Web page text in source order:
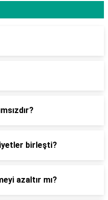
birleşti?
azaltır mı?